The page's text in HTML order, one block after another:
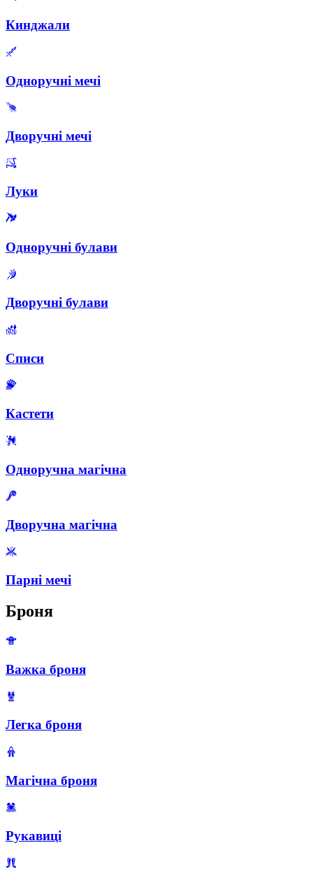
Кинджали
Одноручні мечі
Дворучні мечі
Луки
Одноручні булави
Дворучні булави
Списи
Кастети
Одноручна магічна
Дворучна магічна
Парні мечі
Броня
Важка броня
Легка броня
Магічна броня
Рукавиці